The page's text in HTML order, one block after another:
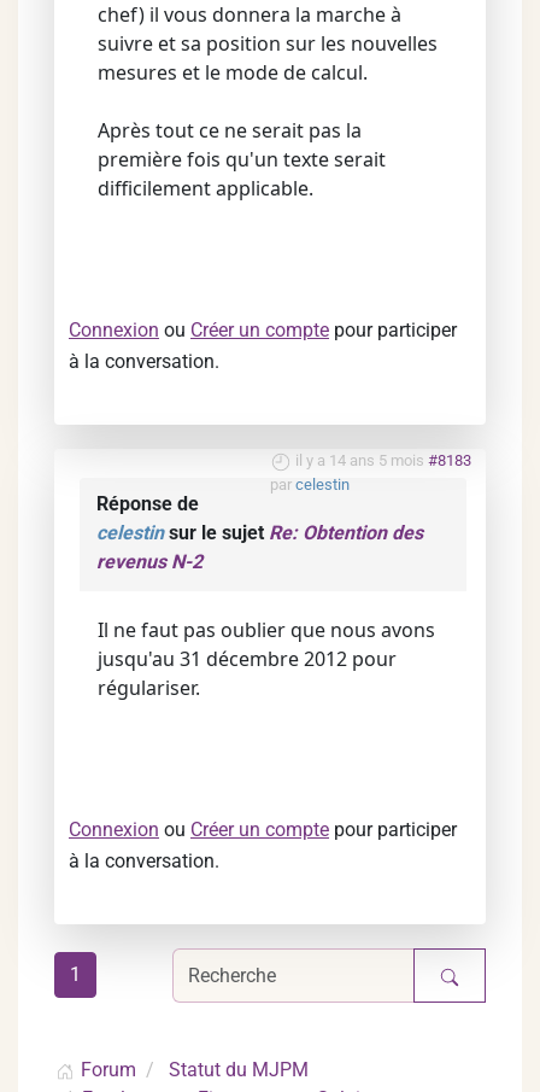
chef) il vous donnera la marche à
suivre et sa position sur les nouvelles
mesures et le mode de calcul.
Après tout ce ne serait pas la
première fois qu'un texte serait
difficilement applicable.
Connexion ou Créer un compte pour participer
à la conversation.
il y a 14 ans 5 mois #8183
par celestin
Réponse de
celestinsur le sujet Re: Obtention des
revenus N-2
Il ne faut pas oublier que nous avons
jusqu'au 31 décembre 2012 pour
régulariser.
Connexion ou Créer un compte pour participer
à la conversation.
1
Forum
Statut du MJPM